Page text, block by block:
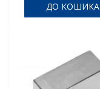
ДО КОШИКА